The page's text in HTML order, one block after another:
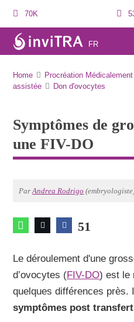
70K
FR
Home Procréation
assistée
Don d'ovocytes
Symptômes de
une FIV-DO
ParAndrea Rodrigo
51
Le déroulement d'une
d’ovocytes (FIV-DO) est le
quelques différences près.
symptômes post transfert